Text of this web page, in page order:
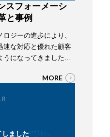
スフォーメーシ
と事例
ジーの進歩により、
速な対応と優れた顧客
うになってきました。
ルトランスフォーメー
ンネル化により効率
MORE
ました